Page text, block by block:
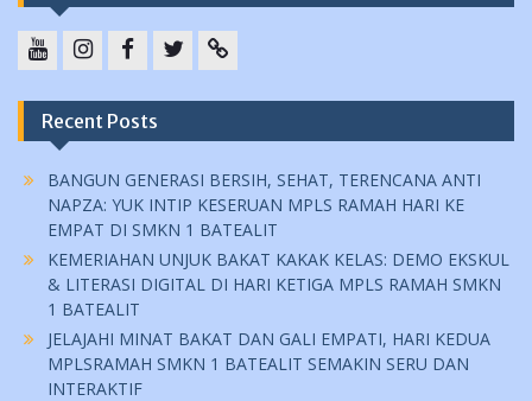
Recent Posts
BANGUN GENERASI BERSIH, SEHAT, TERENCANA ANTI
NAPZA: YUK INTIP KESERUAN MPLS RAMAH HARI KE
EMPAT DI SMKN 1 BATEALIT
KEMERIAHAN UNJUK BAKAT KAKAK KELAS: DEMO EKSKUL
& LITERASI DIGITAL DI HARI KETIGA MPLS RAMAH SMKN
1 BATEALIT
JELAJAHI MINAT BAKAT DAN GALI EMPATI, HARI KEDUA
MPLSRAMAH SMKN 1 BATEALIT SEMAKIN SERU DAN
INTERAKTIF